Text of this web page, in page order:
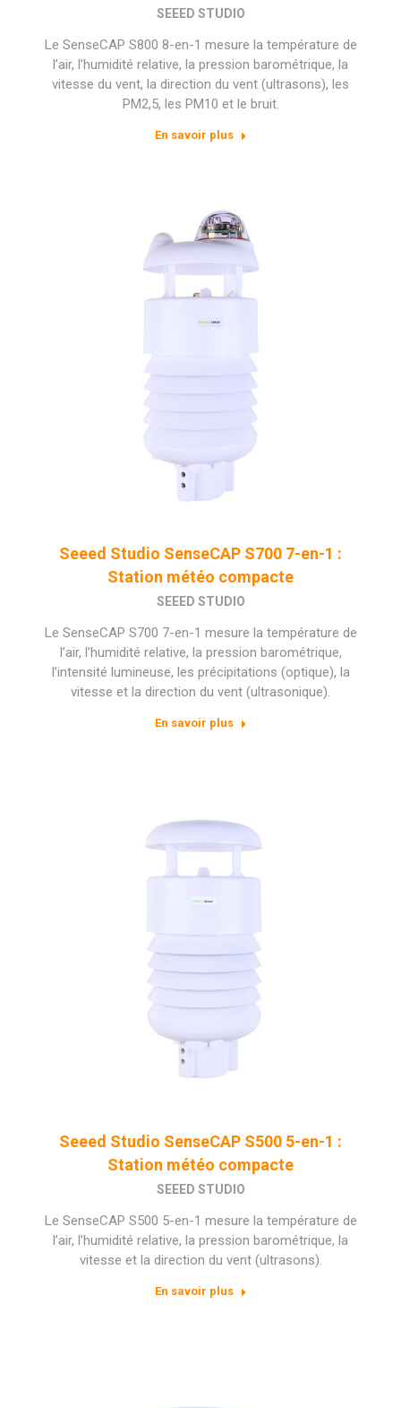
SEEED STUDIO
Le SenseCAP S800 8-en-1 mesure la température de
l’air, l’humidité relative, la pression barométrique, la
vitesse du vent, la direction du vent (ultrasons), les
PM2,5, les PM10 et le bruit.
En savoir plus
Seeed Studio SenseCAP S700 7-en-1 :
Station météo compacte
SEEED STUDIO
Le SenseCAP S700 7-en-1 mesure la température de
l’air, l’humidité relative, la pression barométrique,
l’intensité lumineuse, les précipitations (optique), la
vitesse et la direction du vent (ultrasonique).
En savoir plus
Seeed Studio SenseCAP S500 5-en-1 :
Station météo compacte
SEEED STUDIO
Le SenseCAP S500 5-en-1 mesure la température de
l’air, l’humidité relative, la pression barométrique, la
vitesse et la direction du vent (ultrasons).
En savoir plus